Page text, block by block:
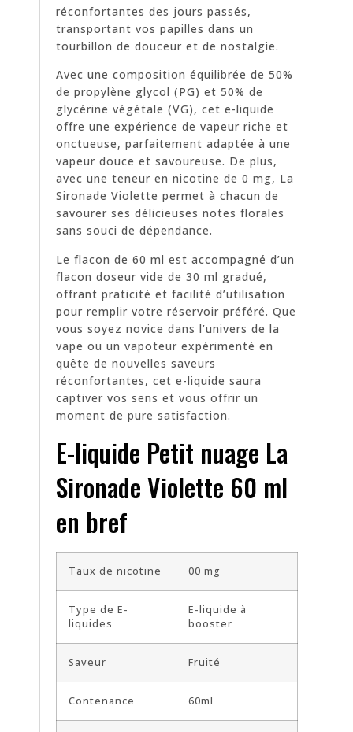
réconfortantes des jours passés,
transportant vos papilles dans un
tourbillon de douceur et de nostalgie.
Avec une composition équilibrée de 50%
de propylène glycol (PG) et 50% de
glycérine végétale (VG), cet e-liquide
offre une expérience de vapeur riche et
onctueuse, parfaitement adaptée à une
vapeur douce et savoureuse. De plus,
avec une teneur en nicotine de 0 mg, La
Sironade Violette permet à chacun de
savourer ses délicieuses notes florales
sans souci de dépendance.
Le flacon de 60 ml est accompagné d’un
flacon doseur vide de 30 ml gradué,
offrant praticité et facilité d’utilisation
pour remplir votre réservoir préféré. Que
vous soyez novice dans l’univers de la
vape ou un vapoteur expérimenté en
quête de nouvelles saveurs
réconfortantes, cet e-liquide saura
captiver vos sens et vous offrir un
moment de pure satisfaction.
E-liquide Petit nuage La
Sironade Violette 60 ml
en bref
Taux de nicotine 00 mg
Type de E-
liquides
E-liquide à
booster
Saveur Fruité
Contenance 60ml